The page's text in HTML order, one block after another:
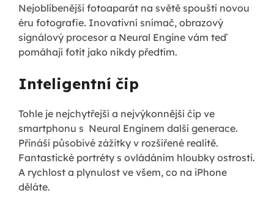
Nejoblíbenější fotoaparát na světě spouští novou
éru fotografie. Inovativní snímač, obrazový
signálový procesor a Neural Engine vám teď
pomáhají fotit jako nikdy předtím.
Inteligentní čip
Tohle je nejchytřejší a nejvýkonnější čip ve
smartphonu s Neural Enginem další generace.
Přináší působivé zážitky v rozšířené realitě.
Fantastické portréty s ovládáním hloubky ostrosti.
A rychlost a plynulost ve všem, co na iPhone
děláte.